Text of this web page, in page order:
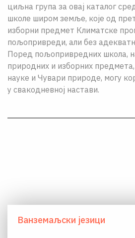
циљна група за овај каталог
школе широм земље, које од
изборни предмет Климатске
пољопривреди, али без
Поред пољопривредних школа,
природних и изборних
науке и Чувари природе, могу
у свакодневној настави.
Ванземаљски језици